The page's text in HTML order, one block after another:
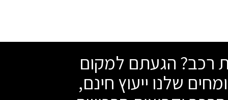
רכב? הגעתם למקום
שלנו ייעוץ חינם,